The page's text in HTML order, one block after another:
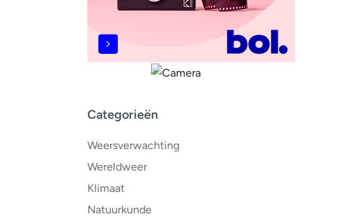
Categorieën
Weersverwachting
Wereldweer
Klimaat
Natuurkunde